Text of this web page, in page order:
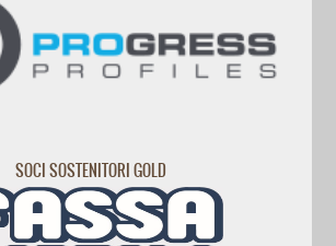
SOCI SOSTENITORI GOLD